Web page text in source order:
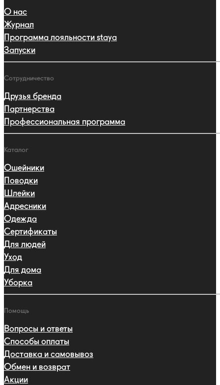
О нас
Журнал
Программа лояльности staya
Запуски
Сотрудничество
Друзья бренда
Партнерства
Профессиональная программа
Каталог
Ошейники
Поводки
Шлейки
Адресники
Одежда
Сертификаты
Для людей
Уход
Для дома
Уборка
Помощь
Вопросы и ответы
Способы оплаты
Доставка и самовывоз
Обмен и возврат
Акции